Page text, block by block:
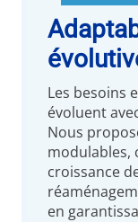
Les besoins
évoluent
Nous
modulables,
croissance
en